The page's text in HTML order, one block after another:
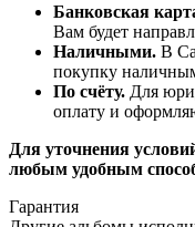
Банковская
Вам будет
Наличными. В
покупку
По счёту. Для
оплату и
Для уточнения
любым удобным
Гарантия